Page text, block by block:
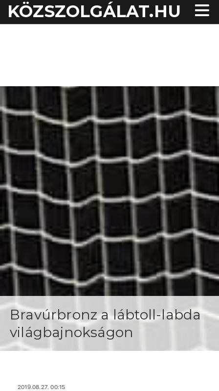
KÖZSZOLGÁLAT.HU
Bravúrbronz a lábtoll-labda
világbajnokságon
2019.08.27. 00:15